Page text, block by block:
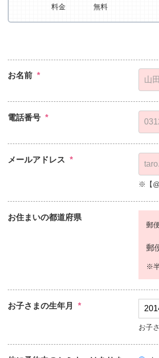
料金 無料
お名前 *
電話番号 *
メールアドレス *
※【
お住まいの都道府県
郵
郵
※
お子さまの生年月 *
お子